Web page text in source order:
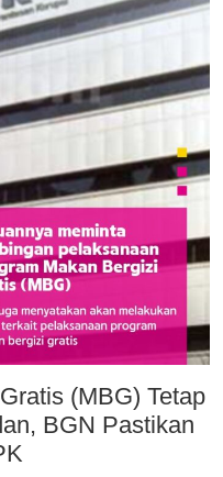
(MBG) Tetap
BGN Pastikan